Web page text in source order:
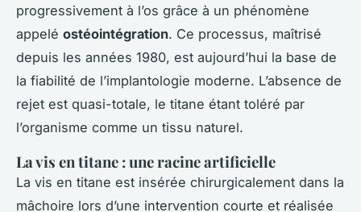
progressivement à l’os grâce à un phénomène
appelé ostéointégration. Ce processus, maîtrisé
depuis les années 1980, est aujourd’hui la base de
la fiabilité de l’implantologie moderne. L’absence de
rejet est quasi-totale, le titane étant toléré par
l’organisme comme un tissu naturel.
La vis en titane : une racine artificielle
La vis en titane est insérée chirurgicalement dans la
mâchoire lors d’une intervention courte et réalisée